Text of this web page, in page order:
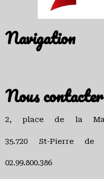
Navigation
Nous contacter
2, place de la
35.720 St-Pierre de
02.99.800.386